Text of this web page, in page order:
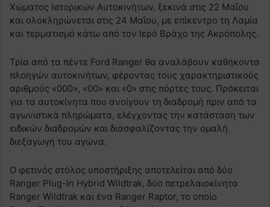
Χώματος Ιστορικών Αυτοκινήτων, ξεκινά στις 22 Μαΐου
και ολοκληρώνεται στις 24 Μαΐου, με επίκεντρο τη Λαμία
και τερματισμό κάτω από τον Ιερό Βράχο της Ακρόπολης.
Τρία από τα πέντε Ford Ranger θα αναλάβουν καθήκοντα
πλοηγών αυτοκινήτων, φέροντας τους χαρακτηριστικούς
αριθμούς «000», «00» και «0» στις πόρτες τους. Πρόκειται
για τα αυτοκίνητα που ανοίγουν τη διαδρομή πριν από τα
αγωνιστικά πληρώματα, ελέγχοντας την κατάσταση των
ειδικών διαδρομών και διασφαλίζοντας την ομαλή
διεξαγωγή του αγώνα.
Ο φετινός στόλος υποστήριξης αποτελείται από δύο
Ranger Plug-In Hybrid Wildtrak, δύο πετρελαιοκίνητα
Ranger Wildtrak και ένα Ranger Raptor, το οποίο